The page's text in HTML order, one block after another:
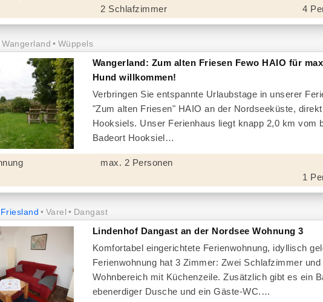
2 Schlafzimmer
4
Wangerland Wüppels
Wangerland: Zum alten Friesen Fewo HAIO für
Hund willkommen!
Verbringen Sie entspannte Urlaubstage in unserer
"Zum alten Friesen" HAIO an der Nordseeküste,
Hooksiels. Unser Ferienhaus liegt knapp 2,0 km vom
Badeort Hooksiel
max. 2 Personen
1
Varel Dangast
Lindenhof Dangast an der Nordsee Wohnung 3
Komfortabel eingerichtete Ferienwohnung, idyllisch
Ferienwohnung hat 3 Zimmer: Zwei Schlafzimmer und
Wohnbereich mit Küchenzeile. Zusätzlich gibt es ein
ebenerdiger Dusche und ein Gäste-WC.